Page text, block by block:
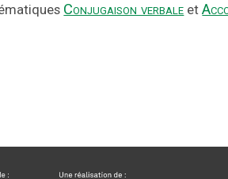
Conjugaison verbale et